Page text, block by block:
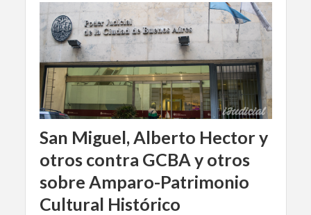
San Miguel, Alberto Hector y
otros contra GCBA y otros
sobre Amparo-Patrimonio
Cultural Histórico